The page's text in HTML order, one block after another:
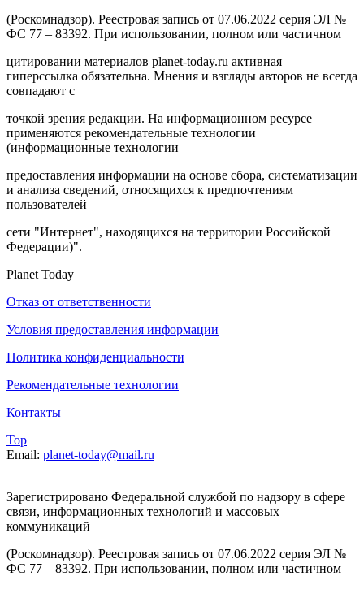
(Роскомнадзор). Реестровая запись от 07.06.2022 серия ЭЛ №
ФС 77 – 83392. При использовании, полном или частичном
цитировании материалов planet-today.ru активная
гиперссылка обязательна. Мнения и взгляды авторов не всегда
совпадают с
точкой зрения редакции. На информационном ресурсе
применяются рекомендательные технологии
(информационные технологии
предоставления информации на основе сбора, систематизации
и анализа сведений, относящихся к предпочтениям
пользователей
сети "Интернет", находящихся на территории Российской
Федерации)".
Planet Today
Отказ от ответственности
Условия предоставления информации
Политика конфиденциальности
Рекомендательные технологии
Контакты
Top
Email: planet-today@mail.ru
Зарегистрировано Федеральной службой по надзору в сфере
связи, информационных технологий и массовых
коммуникаций
(Роскомнадзор). Реестровая запись от 07.06.2022 серия ЭЛ №
ФС 77 – 83392. При использовании, полном или частичном